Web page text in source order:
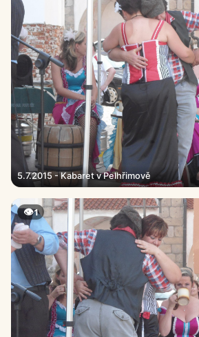
5.7.2015 - Kabaret v Pelhřimově
👁1